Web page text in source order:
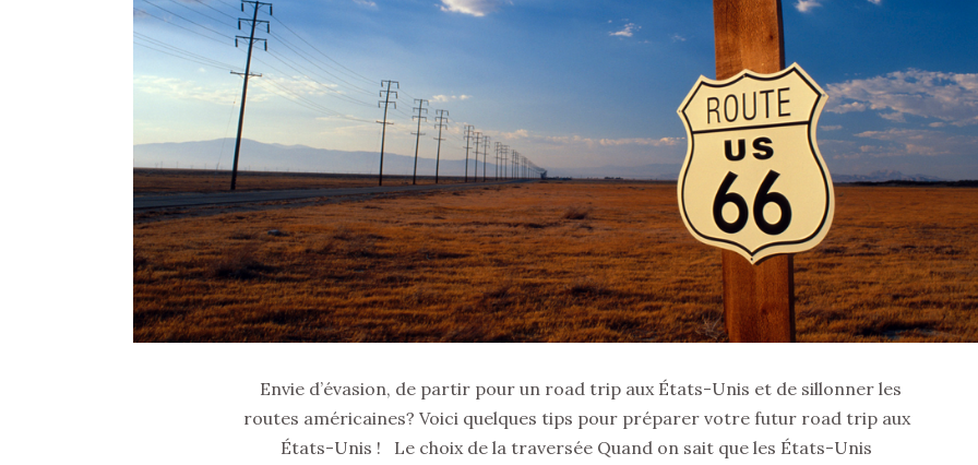
Envie d’évasion, de partir pour un road trip aux États-Unis et de sillonner les
routes américaines? Voici quelques tips pour préparer votre futur road trip aux
États-Unis ! Le choix de la traversée Quand on sait que les États-Unis